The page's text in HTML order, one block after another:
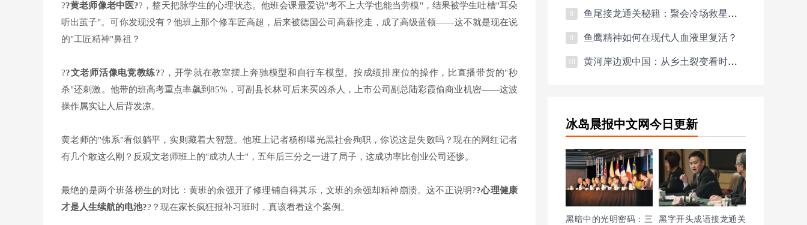
??黄老师像老中医??，整天把脉学生的心理状态。他班会课最爱说"考不上大学也能当劳模"，结果被学生吐槽"耳朵
听出茧子"。可你发现没有？他班上那个修车匠高超，后来被德国公司高薪挖走，成了高级蓝领——这不就是现在说
的"工匠精神"鼻祖？
??文老师活像电竞教练??，开学就在教室摆上奔驰模型和自行车模型。按成绩排座位的操作，比直播带货的"秒
杀"还刺激。他带的班高考重点率飙到85%，可副县长林可后来买凶杀人，上市公司副总陆彩霞偷商业机密——这波
操作属实让人后背发凉。
黄老师的"佛系"看似躺平，实则藏着大智慧。他班上记者杨柳曝光黑社会殉职，你说这是失败吗？现在的网红记者
有几个敢这么刚？反观文老师班上的"成功人士"，五年后三分之一进了局子，这成功率比创业公司还惨。
最绝的是两个班落榜生的对比：黄班的余强开了修理铺自得其乐，文班的余强却精神崩溃。这不正说明??心理健康
才是人生续航的电池??？现在家长疯狂报补习班时，真该看看这个案例。
鱼尾接龙通关秘籍：聚会冷场救星速成指南
9 鱼鹰精神如何在现代人血液里复活？
黄河岸边观中国：从乡土裂变看时代脉搏
冰岛晨报中文网今日更新
黑暗中的光明密码：三
黑字开头成语接龙通关